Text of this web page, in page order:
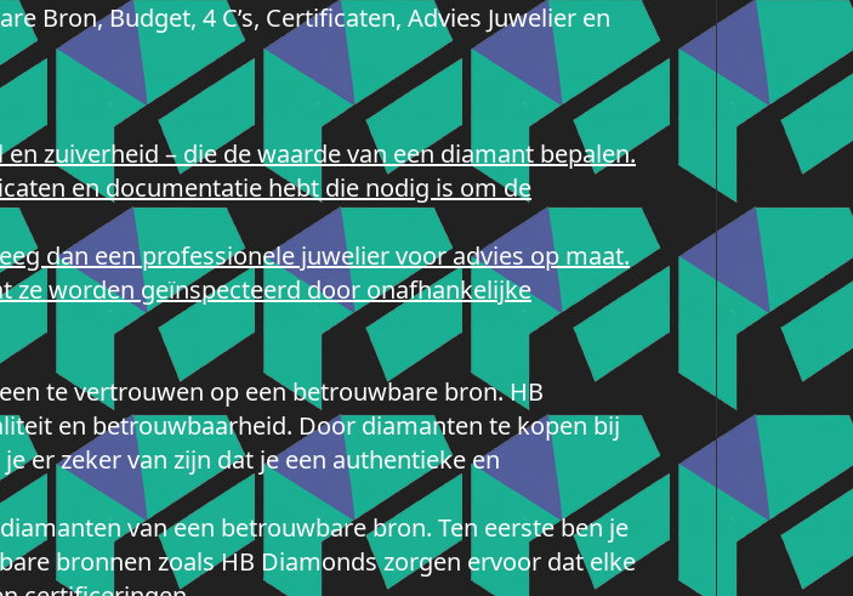
Bron, Budget, 4 C’s, Certificaten, Advies Juwelier en
zuiverheid – die de waarde van een diamant bepalen.
en documentatie hebt die nodig is om de
dan een professionele juwelier voor advies op maat.
ze worden geïnspecteerd door onafhankelijke
te vertrouwen op een betrouwbare bron. HB
en betrouwbaarheid. Door diamanten te kopen bij
er zeker van zijn dat je een authentieke en
van een betrouwbare bron. Ten eerste ben je
bronnen zoals HB Diamonds zorgen ervoor dat elke